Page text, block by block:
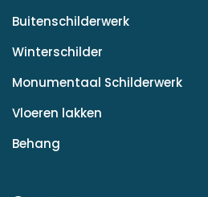
Buitenschilderwerk
Winterschilder
Monumentaal Schilderwerk
Vloeren lakken
Behang